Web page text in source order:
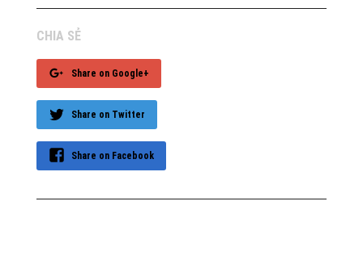
CHIA SẺ
Share on Google+
Share on Twitter
Share on Facebook